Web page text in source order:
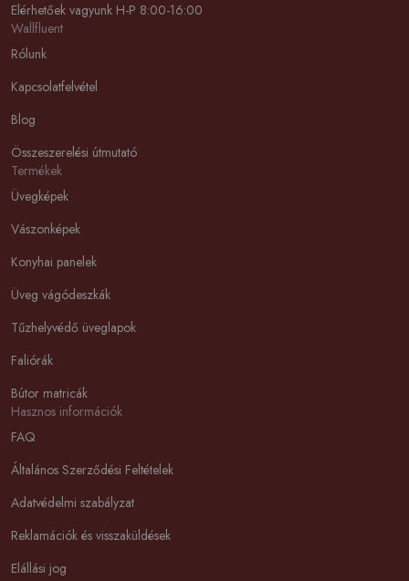
Elérhetőek vagyunk H-P 8:00-16:00
Wallfluent
Rólunk
Kapcsolatfelvétel
Blog
Összeszerelési útmutató
Termékek
Üvegképek
Vászonképek
Konyhai panelek
Üveg vágódeszkák
Tűzhelyvédő üveglapok
Faliórák
Bútor matricák
Hasznos információk
FAQ
Általános Szerződési Feltételek
Adatvédelmi szabályzat
Reklamációk és visszaküldések
Elállási jog